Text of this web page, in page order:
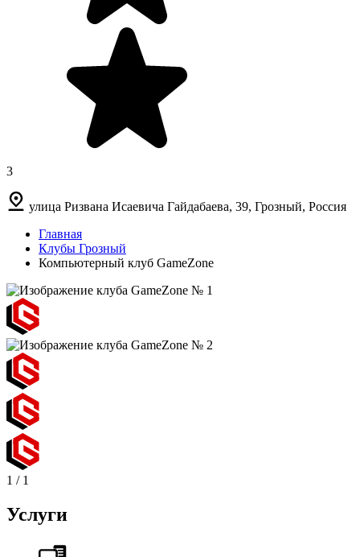
3
улица Ризвана Исаевича Гайдабаева, 39, Грозный, Россия
Главная
Клубы Грозный
Компьютерный клуб GameZone
1 / 1
Услуги